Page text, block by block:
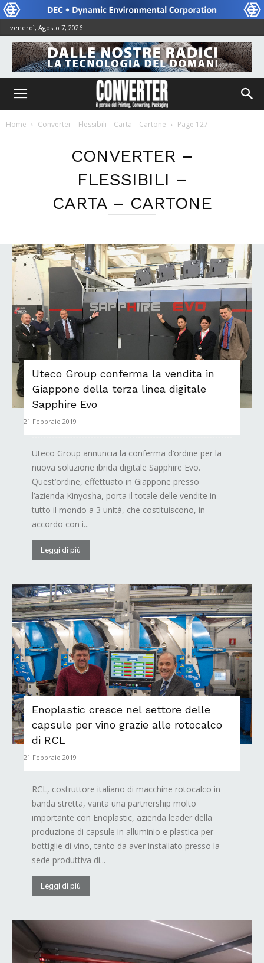
venerdì, Agosto 7, 2026
Home Converter – Flessibili – Carta – Cartone Page 127
CONVERTER –
FLESSIBILI –
CARTA – CARTONE
Uteco Group conferma la vendita in
Giappone della terza linea digitale
Sapphire Evo
21 Febbraio 2019
Uteco Group annuncia la conferma d’ordine per la
nuova soluzione ibrida digitale Sapphire Evo.
Quest’ordine, effettuato in Giappone presso
l’azienda Kinyosha, porta il totale delle vendite in
tutto il mondo a 3 unità, che costituiscono, in
accordo con i...
Leggi di più
Enoplastic cresce nel settore delle
capsule per vino grazie alle rotocalco
di RCL
21 Febbraio 2019
RCL, costruttore italiano di macchine rotocalco in
banda stretta, vanta una partnership molto
importante con Enoplastic, azienda leader della
produzione di capsule in alluminio e plastica per
bottiglie di vino, tanto da aver installato presso la
sede produttiva di...
Leggi di più